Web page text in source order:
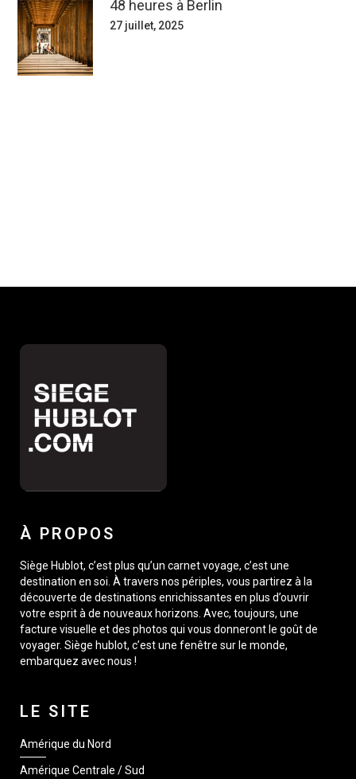
48 heures à Berlin
27 juillet, 2025
À PROPOS
Siège Hublot, c’est plus qu’un carnet voyage, c’est une
destination en soi. À travers nos périples, vous partirez à la
découverte de destinations enrichissantes en plus d’ouvrir
votre esprit à de nouveaux horizons. Avec, toujours, une
facture visuelle et des photos qui vous donneront le goût de
voyager. Siège hublot, c’est une fenêtre sur le monde,
embarquez avec nous !
LE SITE
Amérique du Nord
Amérique Centrale / Sud